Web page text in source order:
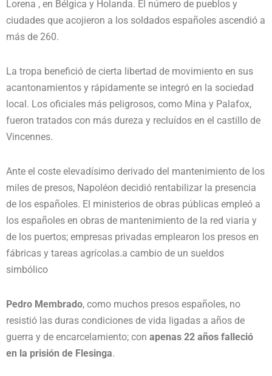
Lorena , en Bélgica y Holanda. El número de pueblos y
ciudades que acojieron a los soldados españoles ascendió a
más de 260.
La tropa benefició de cierta libertad de movimiento en sus
acantonamientos y rápidamente se integró en la sociedad
local. Los oficiales más peligrosos, como Mina y Palafox,
fueron tratados con más dureza y recluídos en el castillo de
Vincennes.
Ante el coste elevadísimo derivado del mantenimiento de los
miles de presos, Napoléon decidió rentabilizar la presencia
de los españoles. El ministerios de obras públicas empleó a
los españoles en obras de mantenimiento de la red viaria y
de los puertos; empresas privadas emplearon los presos en
fábricas y tareas agrícolas.a cambio de un sueldos
simbólico
Pedro Membrado, como muchos presos españoles, no
resistió las duras condiciones de vida ligadas a años de
guerra y de encarcelamiento; con apenas 22 años falleció
en la prisión de Flesinga.